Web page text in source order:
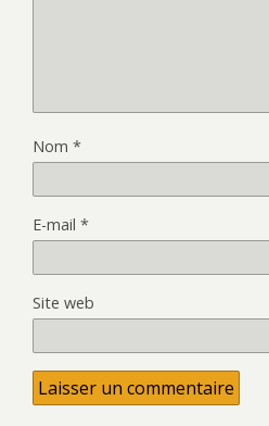
Nom *
E-mail *
Site web